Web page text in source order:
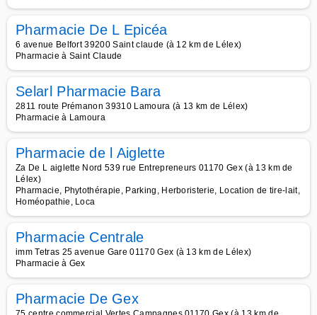
Pharmacie De L Epicéa
6 avenue Belfort 39200 Saint claude (à 12 km de Lélex)
Pharmacie à Saint Claude
Selarl Pharmacie Bara
2811 route Prémanon 39310 Lamoura (à 13 km de Lélex)
Pharmacie à Lamoura
Pharmacie de l Aiglette
Za De L aiglette Nord 539 rue Entrepreneurs 01170 Gex (à 13 km de
Lélex)
Pharmacie, Phytothérapie, Parking, Herboristerie, Location de tire-lait,
Homéopathie, Loca
Pharmacie Centrale
imm Tetras 25 avenue Gare 01170 Gex (à 13 km de Lélex)
Pharmacie à Gex
Pharmacie De Gex